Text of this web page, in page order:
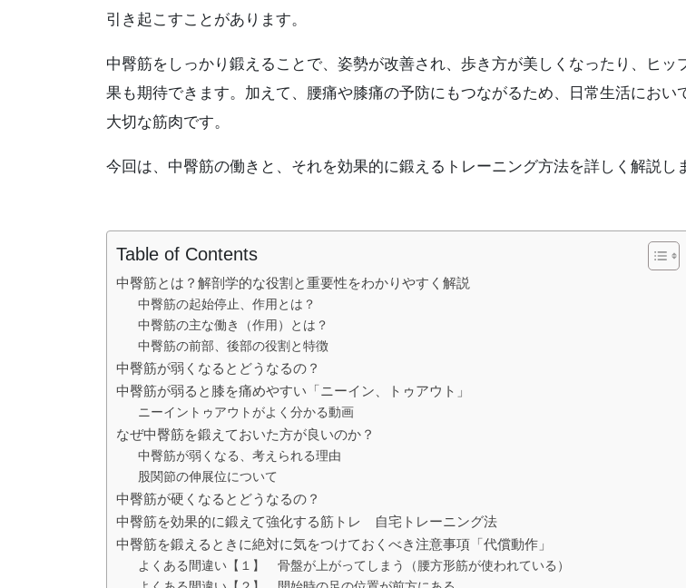
引き起こすことがあります。
中臀筋をしっかり鍛えることで、姿勢が改善され、歩き方が美しくなったり、ヒッ
果も期待できます。加えて、腰痛や膝痛の予防にもつながるため、日常生活におい
大切な筋肉です。
今回は、中臀筋の働きと、それを効果的に鍛えるトレーニング方法を詳しく解説し
Table of Contents
中臀筋とは？解剖学的な役割と重要性をわかりやすく解説
中臀筋の起始停止、作用とは？
中臀筋の主な働き（作用）とは？
中臀筋の前部、後部の役割と特徴
中臀筋が弱くなるとどうなるの？
中臀筋が弱ると膝を痛めやすい「ニーイン、トゥアウト」
ニーイントゥアウトがよく分かる動画
なぜ中臀筋を鍛えておいた方が良いのか？
中臀筋が弱くなる、考えられる理由
股関節の伸展位について
中臀筋が硬くなるとどうなるの？
中臀筋を効果的に鍛えて強化する筋トレ 自宅トレーニング法
中臀筋を鍛えるときに絶対に気をつけておくべき注意事項「代償動作」
よくある間違い【１】 骨盤が上がってしまう（腰方形筋が使われている）